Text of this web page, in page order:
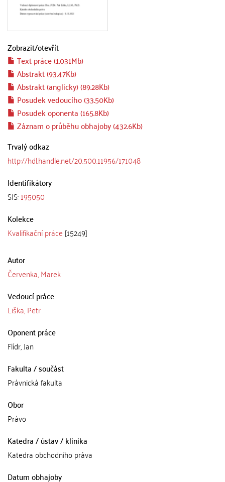
Zobrazit/otevřít
Text práce (1.031Mb)
Abstrakt (93.47Kb)
Abstrakt (anglicky) (89.28Kb)
Posudek vedoucího (33.50Kb)
Posudek oponenta (165.8Kb)
Záznam o průběhu obhajoby (432.6Kb)
Trvalý odkaz
http://hdl.handle.net/20.500.11956/171048
Identifikátory
SIS:195050
Kolekce
Kvalifikační práce [15249]
Autor
Červenka, Marek
Vedoucí práce
Liška, Petr
Oponent práce
Flídr, Jan
Fakulta / součást
Právnická fakulta
Obor
Právo
Katedra / ústav / klinika
Katedra obchodního práva
Datum obhajoby